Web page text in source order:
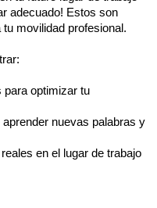
adecuado! Estos son
movilidad profesional.
optimizar tu
nuevas palabras y
en el lugar de trabajo